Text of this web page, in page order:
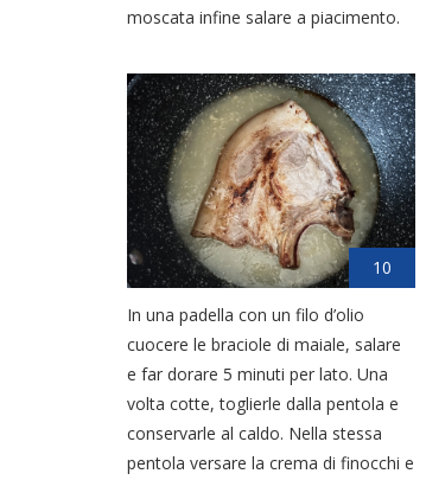
moscata infine salare a piacimento.
10
In una padella con un filo d’olio
cuocere le braciole di maiale, salare
e far dorare 5 minuti per lato. Una
volta cotte, toglierle dalla pentola e
conservarle al caldo. Nella stessa
pentola versare la crema di finocchi e